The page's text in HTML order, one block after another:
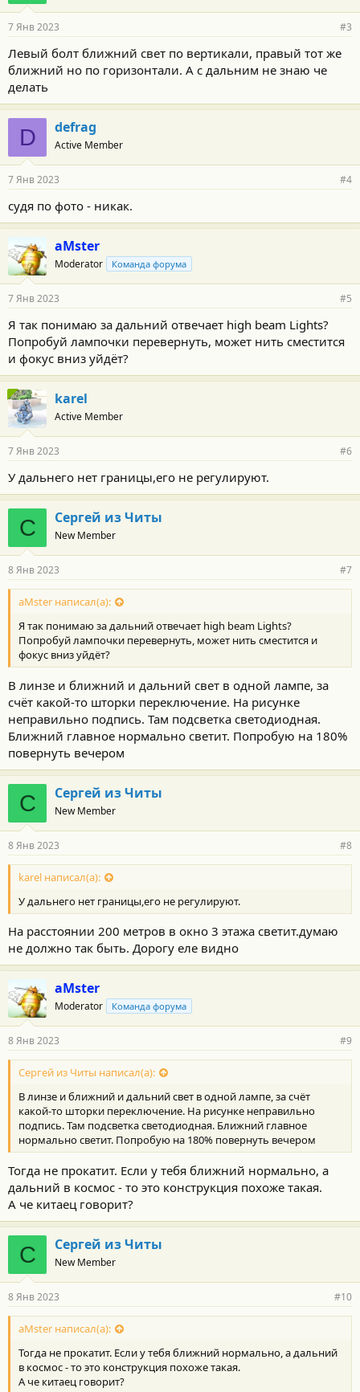
7 Янв 2023 #3
Левый болт ближний свет по вертикали, правый тот же
ближний но по горизонтали. А с дальним не знаю че
делать
D defrag
Active Member
7 Янв 2023 #4
судя по фото - никак.
aMster
Moderator Команда форума
7 Янв 2023 #5
Я так понимаю за дальний отвечает high beam Lights?
Попробуй лампочки перевернуть, может нить сместится
и фокус вниз уйдёт?
karel
Active Member
7 Янв 2023 #6
У дальнего нет границы,его не регулируют.
С Сергей из Читы
New Member
8 Янв 2023 #7
aMster написал(а):
Я так понимаю за дальний отвечает high beam Lights?
Попробуй лампочки перевернуть, может нить сместится и
фокус вниз уйдёт?
В линзе и ближний и дальний свет в одной лампе, за
счёт какой-то шторки переключение. На рисунке
неправильно подпись. Там подсветка светодиодная.
Ближний главное нормально светит. Попробую на 180%
повернуть вечером
С Сергей из Читы
New Member
8 Янв 2023 #8
karel написал(а):
У дальнего нет границы,его не регулируют.
На расстоянии 200 метров в окно 3 этажа светит.думаю
не должно так быть. Дорогу еле видно
aMster
Moderator Команда форума
8 Янв 2023 #9
Сергей из Читы написал(а):
В линзе и ближний и дальний свет в одной лампе, за счёт
какой-то шторки переключение. На рисунке неправильно
подпись. Там подсветка светодиодная. Ближний главное
нормально светит. Попробую на 180% повернуть вечером
Тогда не прокатит. Если у тебя ближний нормально, а
дальний в космос - то это конструкция похоже такая.
А че китаец говорит?
С Сергей из Читы
New Member
8 Янв 2023 #10
aMster написал(а):
Тогда не прокатит. Если у тебя ближний нормально, а дальний
в космос - то это конструкция похоже такая.
А че китаец говорит?